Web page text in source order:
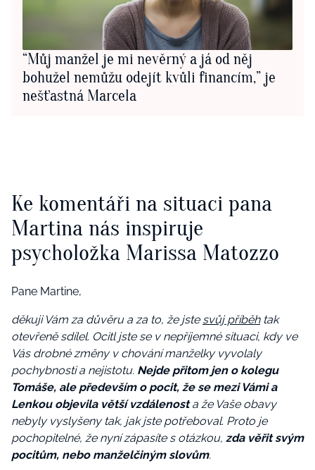
“Můj manžel je mi nevěrný a já od něj
bohužel nemůžu odejít kvůli financím,” je
nešťastná Marcela
Ke komentáři na situaci pana
Martina nás inspiruje
psycholožka Marissa Matozzo
Pane Martine,
děkuji Vám za důvěru a za to, že jste svůj příběhtak
otevřeně sdílel. Ocitl jste se v nepříjemné situaci, kdy ve
Vás drobné změny v chování manželky vyvolaly
pochybnosti a nejistotu. Nejde přitom jen o kolegu
Tomáše, ale především o pocit, že se mezi Vámi a
Lenkou objevila větší vzdálenosta že Vaše obavy
nebyly vyslyšeny tak, jak jste potřeboval. Proto je
pochopitelné, že nyní zápasíte s otázkou, zda věřit svým
pocitům, nebo manželčiným slovům.